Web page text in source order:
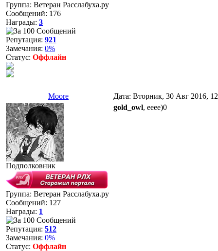
Группа: Ветеран Расслабуха.ру
Сообщений: 176
Награды: 3
Репутация: 921
Замечания: 0%
Статус: Оффлайн
Moore Дата: Вторник, 30 Авг 2016,
Подполковник
Группа: Ветеран Расслабуха.ру
Сообщений: 127
Награды: 1
Репутация: 512
Замечания: 0%
Статус: Оффлайн
gold_owl, ееее)0